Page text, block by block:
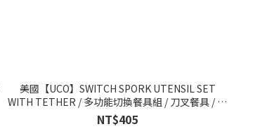
美國【UCO】SWITCH SPORK UTENSIL SET
WITH TETHER / 多功能切換餐具組 / 刀叉餐具 / 無
雙酚A /戶外用叉匙 耐熱240度 至 -20度
NT$405